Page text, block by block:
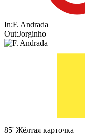
In:F. Andrada
Out:Jorginho
85' Жёлтая карточка